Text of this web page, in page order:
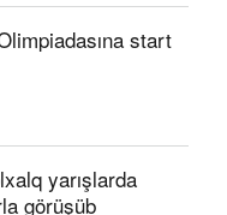
start
yarışlarda
görüşüb